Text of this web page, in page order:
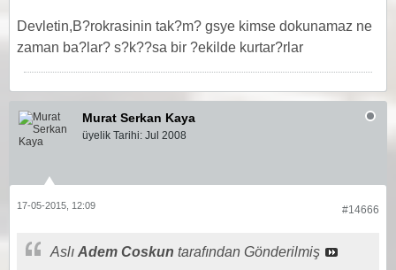
Devletin,B?rokrasinin tak?m? gsye kimse dokunamaz ne
zaman ba?lar? s?k??sa bir ?ekilde kurtar?rlar
Murat Serkan Kaya
üyelik Tarihi: Jul 2008
#14666
17-05-2015, 12:09
Aslı Adem Coskun tarafından Gönderilmiş